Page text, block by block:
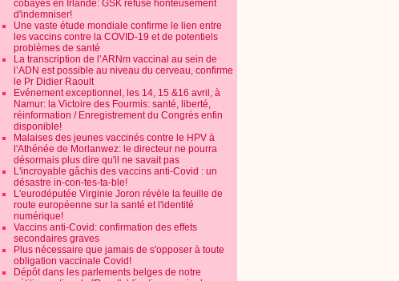
cobayes en Irlande: GSK refuse honteusement
d'indemniser!
Une vaste étude mondiale confirme le lien entre
les vaccins contre la COVID-19 et de potentiels
problèmes de santé
La transcription de l’ARNm vaccinal au sein de
l’ADN est possible au niveau du cerveau, confirme
le Pr Didier Raoult
Evénement exceptionnel, les 14, 15 &16 avril, à
Namur: la Victoire des Fourmis: santé, liberté,
réinformation / Enregistrement du Congrès enfin
disponible!
Malaises des jeunes vaccinés contre le HPV à
l'Athénée de Morlanwez: le directeur ne pourra
désormais plus dire qu'il ne savait pas
L'incroyable gâchis des vaccins anti-Covid : un
désastre in-con-tes-ta-ble!
L'eurodéputée Virginie Joron révèle la feuille de
route européenne sur la santé et l'identité
numérique!
Vaccins anti-Covid: confirmation des effets
secondaires graves
Plus nécessaire que jamais de s'opposer à toute
obligation vaccinale Covid!
Dépôt dans les parlements belges de notre